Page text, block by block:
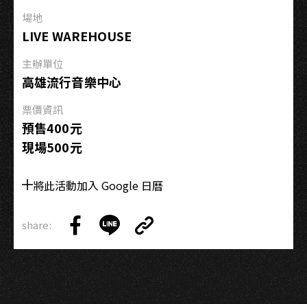
場地
LIVE WAREHOUSE
主辦單位
高雄流行音樂中心
票價資訊
預售400元
現場500元
將此活動加入 Google 日曆
share:
on
Facebook
on
LINE
Link
Copy
Link